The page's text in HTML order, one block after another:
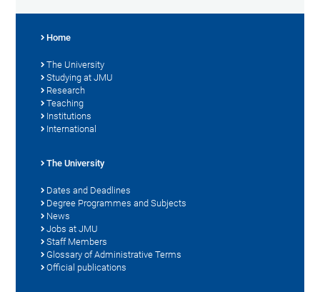
Home
The University
Studying at JMU
Research
Teaching
Institutions
International
The University
Dates and Deadlines
Degree Programmes and Subjects
News
Jobs at JMU
Staff Members
Glossary of Administrative Terms
Official publications